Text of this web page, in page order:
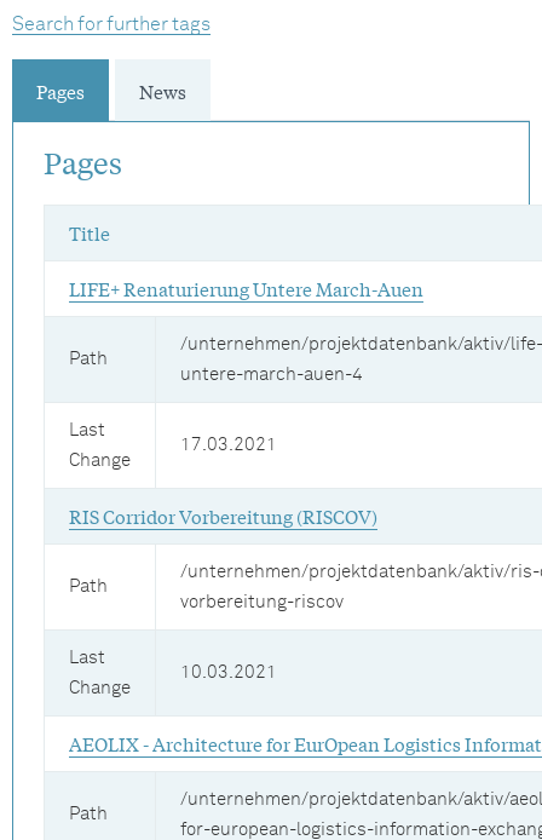
Search for further tags
Pages News
Pages
Title
LIFE+ Renaturierung Untere March-Auen
Path
/unternehmen/projektdatenbank/aktiv/
untere-march-auen-4
Last
Change
17.03.2021
RIS Corridor Vorbereitung (RISCOV)
Path
/unternehmen/projektdatenbank/aktiv/
vorbereitung-riscov
Last
Change
10.03.2021
AEOLIX - Architecture for EurOpean Logistics
Path
/unternehmen/projektdatenbank/aktiv/
for-european-logistics-information-